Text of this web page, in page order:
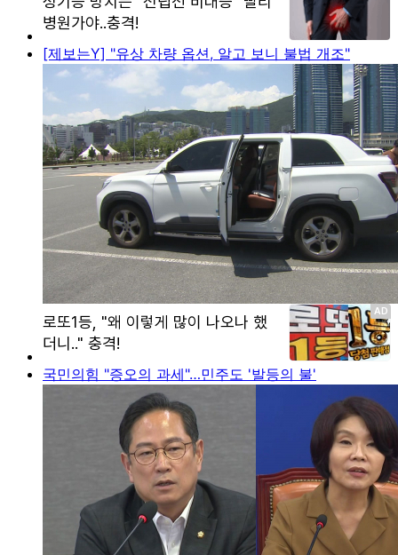
[제보는Y] "유상 차량 옵션, 알고 보니 불법 개조"
국민의힘 "증오의 과세"…민주도 '발등의 불'